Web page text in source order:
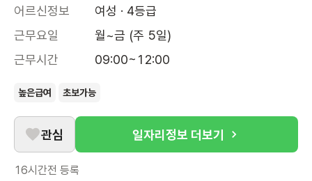
어르신정보
여성 · 4등급
근무요일
월~금 (주 5일)
근무시간
09:00~12:00
높은급여 초보가능
관심 일자리정보 더보기
16시간전 등록